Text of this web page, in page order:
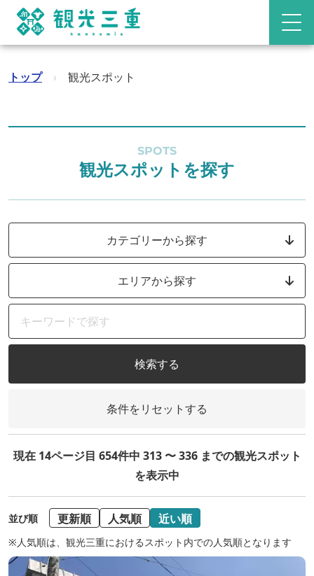
トップ › 観光スポット
SPOTS
観光スポットを探す
カテゴリーから探す
エリアから探す
検索する
条件をリセットする
現在 14ページ目 654件中 313 〜 336 までの観光スポット
を表示中
並び順 更新順 人気順 近い順
※人気順は、観光三重におけるスポット内での人気順となります